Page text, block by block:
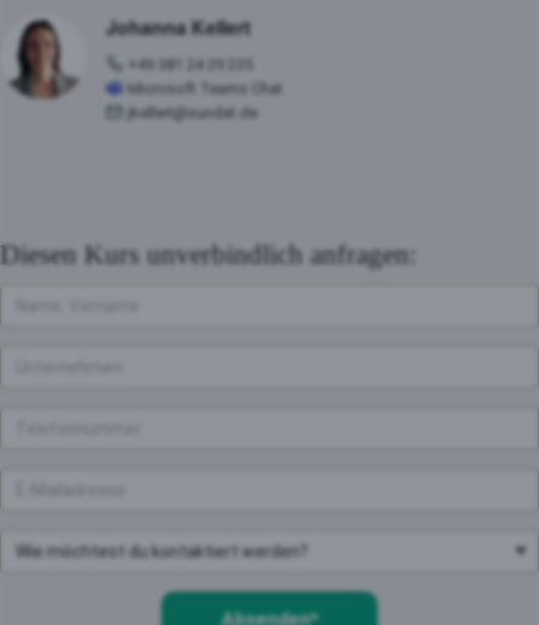
Johanna Kellert
+49 381 24 29 235
Microsoft Teams Chat
jkellert@sundat.de
Diesen Kurs unverbindlich anfragen:
Absenden*